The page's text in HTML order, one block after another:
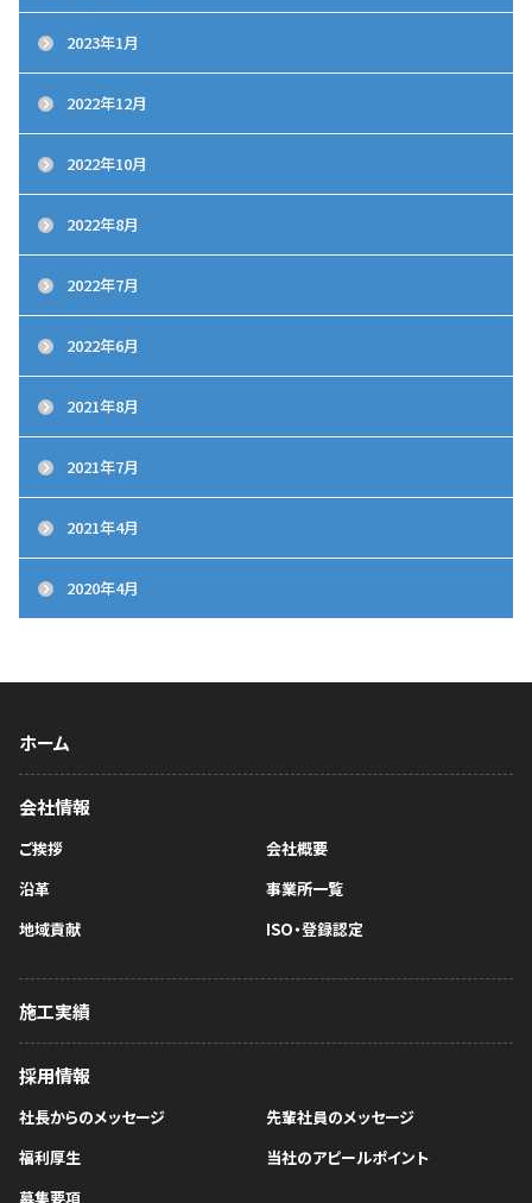
2023年1月
2022年12月
2022年10月
2022年8月
2022年7月
2022年6月
2021年8月
2021年7月
2021年4月
2020年4月
ホーム
会社情報
ご挨拶
会社概要
沿革
事業所一覧
地域貢献
ISO・登録認定
施工実績
採用情報
社長からのメッセージ
先輩社員のメッセージ
福利厚生
当社のアピールポイント
募集要項